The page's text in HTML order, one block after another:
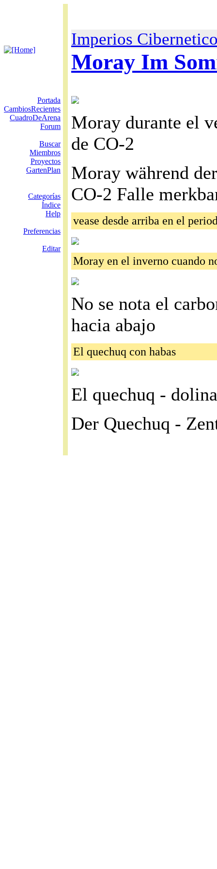
Imperios
Moray Im
Portada
CambiosRecientes
CuadroDeArena
Forum
Buscar
Miembros
Proyectos
GartenPlan
Categorías
Índice
Help
Preferencias
Editar
Moray durante el
de CO-2
Moray während
CO-2 Falle
vease desde arriba en el
Moray en el inverno cuando
No se nota el
hacia abajo
El quechuq con habas
El quechuq -
Der Quechuq -